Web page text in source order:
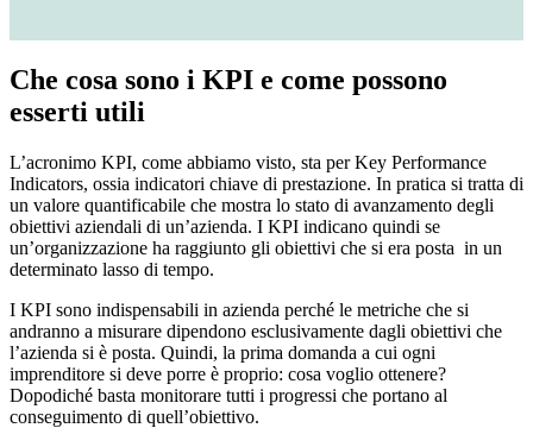
Che cosa sono i KPI e come possono
esserti utili
L’acronimo KPI, come abbiamo visto, sta per Key Performance
Indicators, ossia indicatori chiave di prestazione. In pratica si tratta di
un valore quantificabile che mostra lo stato di avanzamento degli
obiettivi aziendali di un’azienda. I KPI indicano quindi se
un’organizzazione ha raggiunto gli obiettivi che si era posta in ​​un
determinato lasso di tempo.
I KPI sono indispensabili in azienda perché le metriche che si
andranno a misurare dipendono esclusivamente dagli obiettivi che
l’azienda si è posta. Quindi, la prima domanda a cui ogni
imprenditore si deve porre è proprio: cosa voglio ottenere?
Dopodiché basta monitorare tutti i progressi che portano al
conseguimento di quell’obiettivo.